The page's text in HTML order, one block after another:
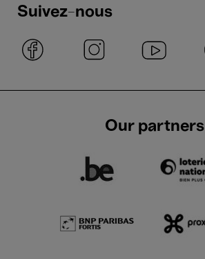
Suivez-nous
Our partners